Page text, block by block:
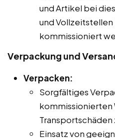
und Artikel bei
und Vollzeitstellen
kommissioniert
Verpackung und
Verpacken:
Sorgfältiges
kommissionierten
Transportschäden
Einsatz von